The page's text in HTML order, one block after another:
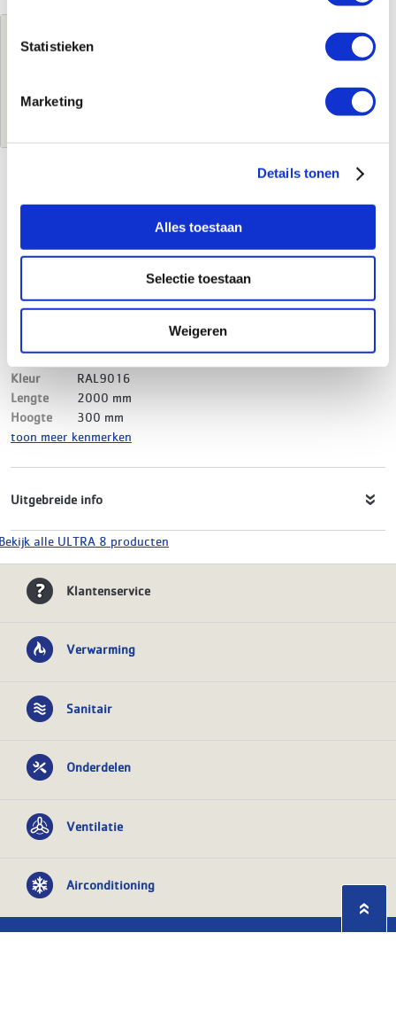
Statistieken
Marketing
Details tonen
Alles toestaan
Selectie toestaan
Weigeren
Jouw brutoprijs
Log in voor jouw prijs
Kenmerken
EAN-Code
8719999018300
Paneelradiator
Serie
ULTRA 8 Compact
Materiaal
Staal
Kleur
RAL9016
Lengte
2000 mm
Hoogte
300 mm
toon meer kenmerken
Uitgebreide info
alle ULTRA 8 producten
Klantenservice
Verwarming
Sanitair
Onderdelen
Ventilatie
Airconditioning